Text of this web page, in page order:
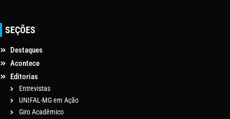
SEÇÕES
Destaques
Acontece
Editorias
Entrevistas
UNIFAL-MG em Ação
Giro Acadêmico